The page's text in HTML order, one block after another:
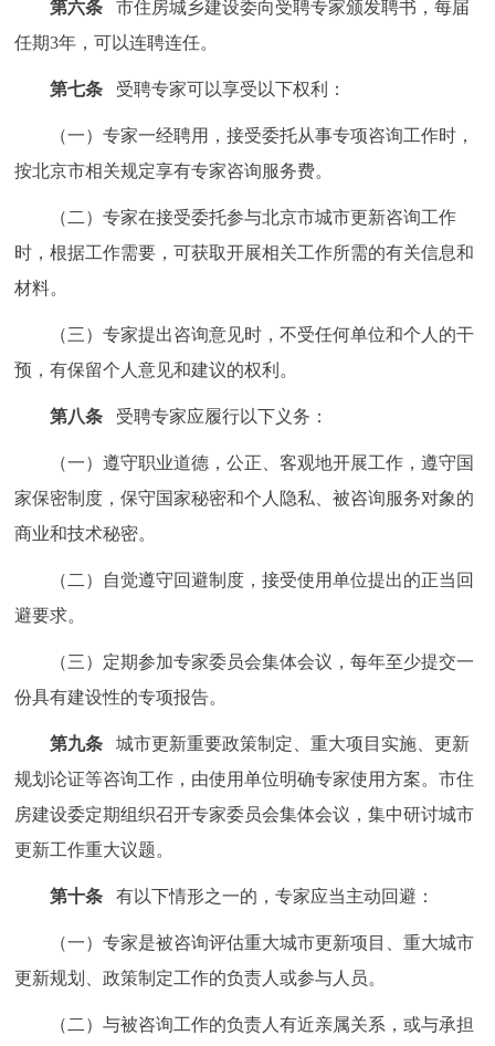
第六条市住房城乡建设委向受聘专家颁发聘书，每届
任期3年，可以连聘连任。
第七条 受聘专家可以享受以下权利：
（一）专家一经聘用，接受委托从事专项咨询工作时，
按北京市相关规定享有专家咨询服务费。
（二）专家在接受委托参与北京市城市更新咨询工作
时，根据工作需要，可获取开展相关工作所需的有关信息和
材料。
（三）专家提出咨询意见时，不受任何单位和个人的干
预，有保留个人意见和建议的权利。
第八条 受聘专家应履行以下义务：
（一）遵守职业道德，公正、客观地开展工作，遵守国
家保密制度，保守国家秘密和个人隐私、被咨询服务对象的
商业和技术秘密。
（二）自觉遵守回避制度，接受使用单位提出的正当回
避要求。
（三）定期参加专家委员会集体会议，每年至少提交一
份具有建设性的专项报告。
第九条城市更新重要政策制定、重大项目实施、更新
规划论证等咨询工作，由使用单位明确专家使用方案。市住
房建设委定期组织召开专家委员会集体会议，集中研讨城市
更新工作重大议题。
第十条 有以下情形之一的，专家应当主动回避：
（一）专家是被咨询评估重大城市更新项目、重大城市
更新规划、政策制定工作的负责人或参与人员。
（二）与被咨询工作的负责人有近亲属关系，或与承担